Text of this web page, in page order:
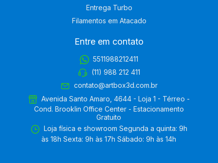
Entrega Turbo
Filamentos em Atacado
Entre em contato
5511988212411
(11) 988 212 411
contato@artbox3d.com.br
Avenida Santo Amaro, 4644 - Loja 1 - Térreo -
Cond. Brooklin Office Center - Estacionamento
Gratuito
Loja física e showroom Segunda a quinta: 9h
às 18h Sexta: 9h às 17h Sábado: 9h às 14h